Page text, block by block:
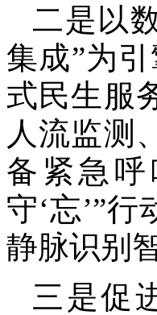
二是以
集成”为
式民生服
人流监测
备紧急
守‘忘’”
静脉识别
三是促